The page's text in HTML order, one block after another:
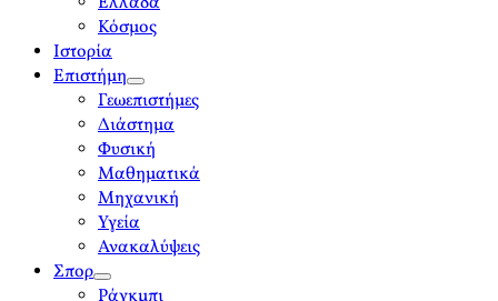
Κόσμος
Ιστορία
Επιστήμη
open
menu
Γεωεπιστήμες
Διάστημα
Φυσική
Μαθηματικά
Μηχανική
Υγεία
Ανακαλύψεις
Σπορ
open